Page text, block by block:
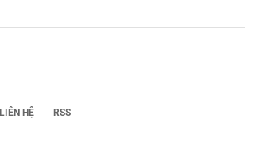
LIÊN HỆ RSS